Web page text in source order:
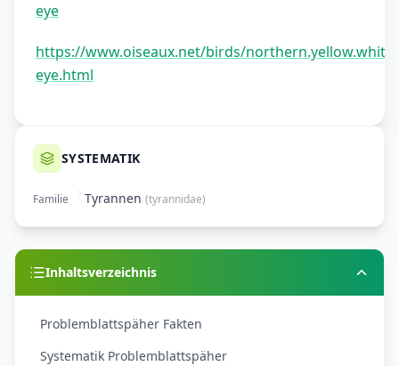
eye
https://www.oiseaux.net/birds/northern.yellow.white-
eye.html
SYSTEMATIK
Familie Tyrannen (tyrannidae)
Inhaltsverzeichnis
Problemblattspäher Fakten
Systematik Problemblattspäher